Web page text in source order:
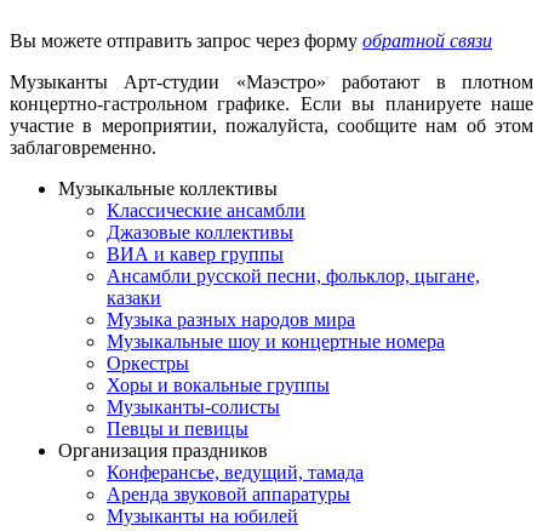
Вы можете отправить запрос через форму обратной связи
Музыканты Арт-студии «Маэстро» работают в плотном
концертно-гастрольном графике. Если вы планируете наше
участие в мероприятии, пожалуйста, сообщите нам об этом
заблаговременно.
Музыкальные коллективы
Классические ансамбли
Джазовые коллективы
ВИА и кавер группы
Ансамбли русской песни, фольклор, цыгане,
казаки
Музыка разных народов мира
Музыкальные шоу и концертные номера
Оркестры
Хоры и вокальные группы
Музыканты-солисты
Певцы и певицы
Организация праздников
Конферансье, ведущий, тамада
Аренда звуковой аппаратуры
Музыканты на юбилей